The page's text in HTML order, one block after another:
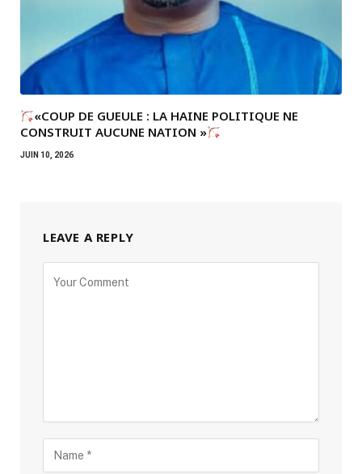
«COUP DE GUEULE : LA HAINE POLITIQUE NE
CONSTRUIT AUCUNE NATION »
JUIN 10, 2026
LEAVE A REPLY